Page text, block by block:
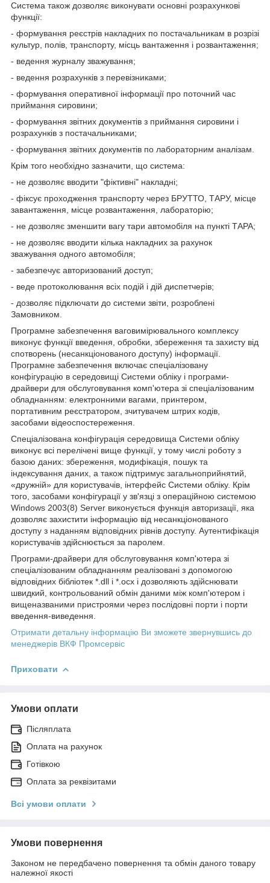
Система також дозволяє виконувати основні розрахункові
функції:
- формування реєстрів накладних по постачальникам в розрізі
культур, полів, транспорту, місць вантаження і розвантаження;
- ведення журналу зважування;
- ведення розрахунків з перевізниками;
- формування оперативної інформації про поточний час
приймання сировини;
- формування звітних документів з приймання сировини і
розрахунків з постачальниками;
- формування звітних документів по лабораторним аналізам.
Крім того необхідно зазначити, що система:
- не дозволяє вводити "фіктивні" накладні;
- фіксує проходження транспорту через БРУТТО, ТАРУ, місце
завантаження, місце розвантаження, лабораторію;
- не дозволяє зменшити вагу тари автомобіля на пункті ТАРА;
- не дозволяє вводити кілька накладних за рахунок
зважування одного автомобіля;
- забезпечує авторизований доступ;
- веде протоколювання всіх подій і дій диспетчерів;
- дозволяє підключати до системи звіти, розроблені
Замовником.
Програмне забезпечення ваговимірювального комплексу
виконує функції введення, обробки, збереження та захисту від
спотворень (несанкціонованого доступу) інформації.
Програмне забезпечення включає спеціалізовану
конфігурацію в середовищі Системи обліку і програми-
драйвери для обслуговування комп'ютера зі спеціалізованим
обладнанням: електронними вагами, принтером,
портативним реєстратором, зчитувачем штрих кодів,
засобами відеоспостереження.
Спеціалізована конфігурація середовища Системи обліку
виконує всі перелічені вище функції, у тому числі роботу з
базою даних: збереження, модифікація, пошук та
індексування даних, а також підтримує загальноприйнятий,
«дружній» для користувачів, інтерфейс Системи обліку. Крім
того, засобами конфігурації у зв'язці з операційною системою
Windows 2003(8) Server виконується функція авторизації, яка
дозволяє захистити інформацію від несанкціонованого
доступу з наданням відповідних рівнів доступу. Аутентифікація
користувачів здійснюється за паролем.
Програми-драйвери для обслуговування комп'ютера зі
спеціалізованим обладнанням реалізовані з допомогою
відповідних бібліотек *.dll і *.ocx і дозволяють здійснювати
швидкий, контрольований обмін даними між комп'ютером і
вищеназваними пристроями через послідовні порти і порти
введення-виведення.
Отримати детальну інформацію Ви зможете звернувшись до
менеджерів ВКФ Промсервіс
Приховати
Умови оплати
Післяплата
Оплата на рахунок
Готівкою
Оплата за реквізитами
Всі умови оплати
Умови повернення
Законом не передбачено повернення та обмін даного товару
належної якості